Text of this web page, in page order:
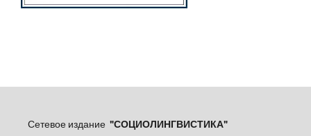
Сетевое издание "СОЦИОЛИНГВИСТИКА"